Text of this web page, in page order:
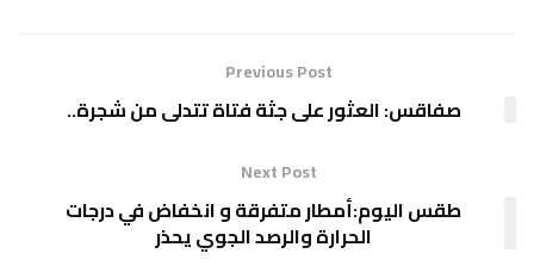
Previous Post
صفاقس: العثور على جثة فتاة تتدلى من شجرة..
Next Post
طقس اليوم:أمطار متفرقة و انخفاض في درجات
الحرارة والرصد الجوي يحذر